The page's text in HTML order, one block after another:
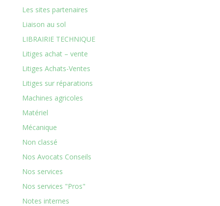
Les sites partenaires
Liaison au sol
LIBRAIRIE TECHNIQUE
Litiges achat – vente
Litiges Achats-Ventes
Litiges sur réparations
Machines agricoles
Matériel
Mécanique
Non classé
Nos Avocats Conseils
Nos services
Nos services "Pros"
Notes internes